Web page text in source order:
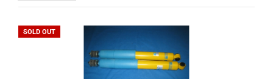
SOLD OUT